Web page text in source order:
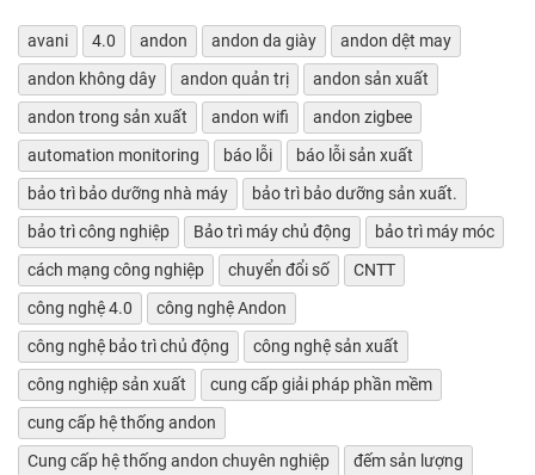
avani 4.0 andon andon da giày
andon dệt may
andon không dây
andon quản trị
andon sản xuất
andon trong sản xuất
andon wifi
andon zigbee
automation monitoring
báo lỗi
báo lỗi sản xuất
bảo trì bảo dưỡng nhà máy
bảo trì bảo dưỡng sản xuất.
bảo trì công nghiệp
Bảo trì máy chủ động
bảo trì máy móc
cách mạng công nghiệp
chuyển đổi số
CNTT
công nghệ 4.0
công nghệ Andon
công nghệ bảo trì chủ động
công nghệ sản xuất
công nghiệp sản xuất
cung cấp giải pháp phần mềm
cung cấp hệ thống andon
Cung cấp hệ thống andon chuyên nghiệp
đếm sản lượng